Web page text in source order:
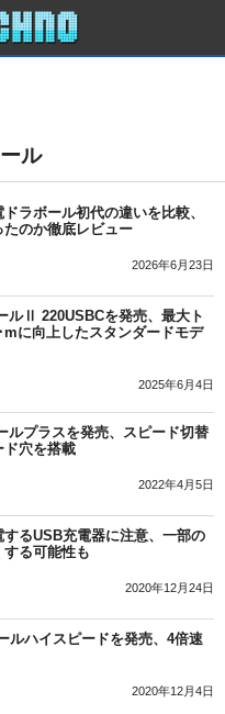
ル
ラボール初代の違いを比較、
のか徹底レビュー
2026年6月23日
ルⅡ 220USBCを発売、最大ト
に向上したスタンダードモデ
2025年6月4日
ルプラスを発売、スピード切替
ド穴を搭載
2022年4月5日
るUSB充電器に注意、一部の
る可能性も
2020年12月24日
ルハイスピードを発売、4倍速
2020年12月4日